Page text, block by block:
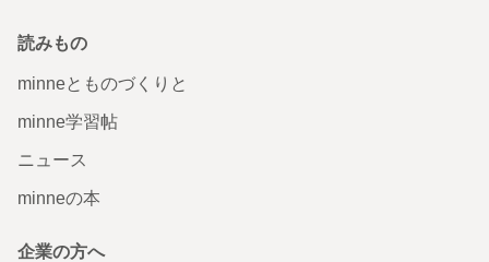
読みもの
minneとものづくりと
minne学習帖
ニュース
minneの本
企業の方へ